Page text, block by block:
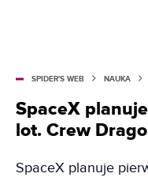
SPIDER'S WEB NAUKA
SpaceX
lot. Crew
SpaceX planuje